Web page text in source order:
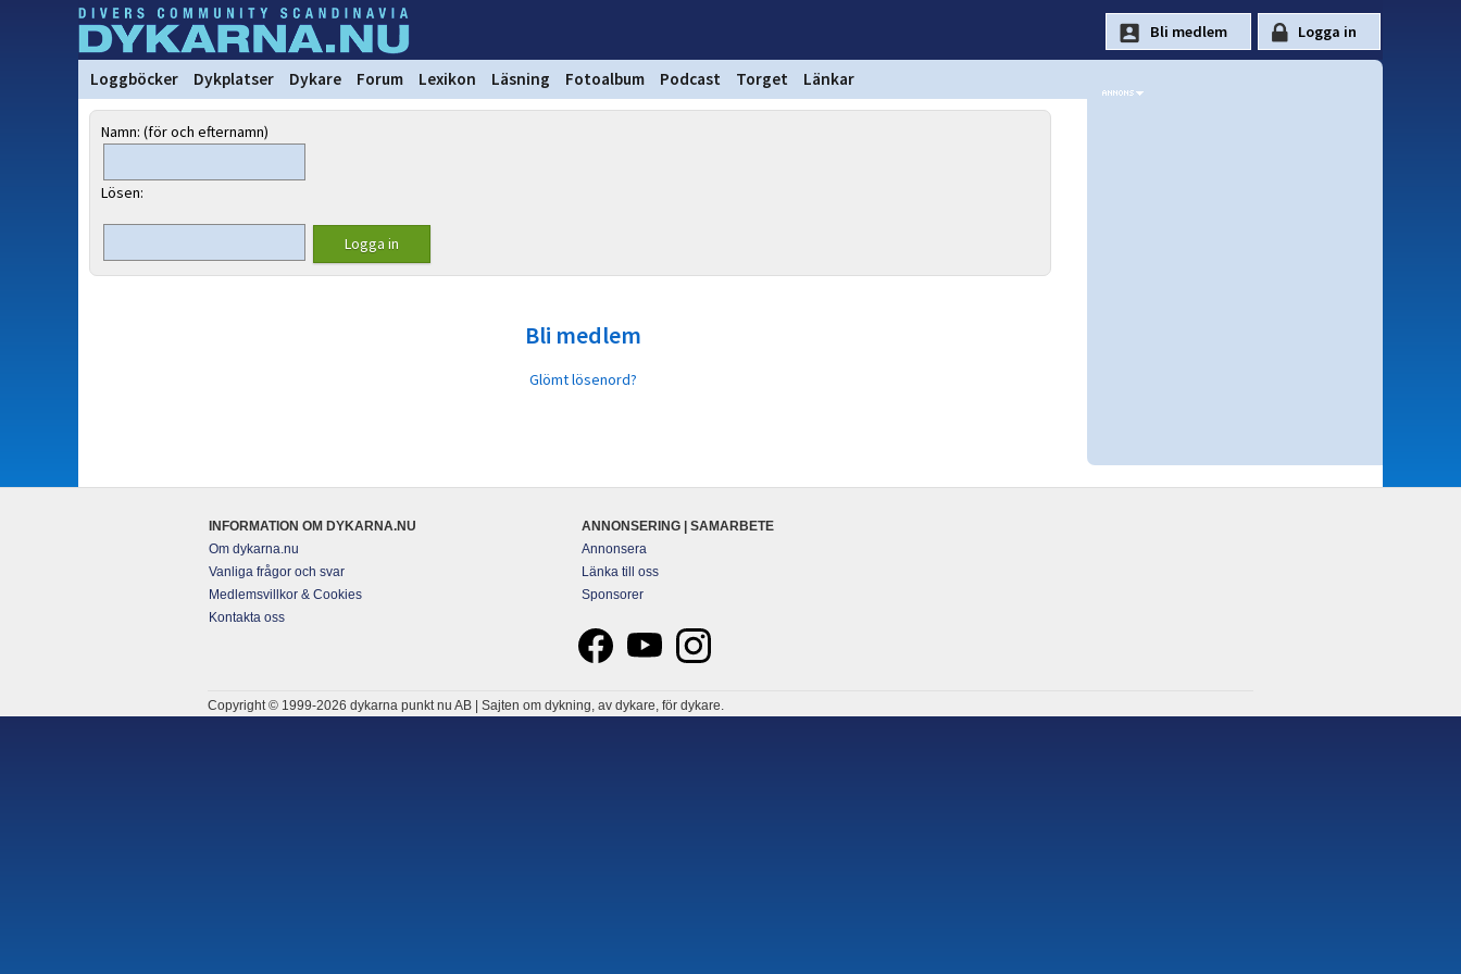
Loggböcker Dykplatser Dykare Forum Lexikon Läsning Fotoalbum Podcast Torget Länkar
Namn: (för och efternamn)
Lösen:
Bli medlem
Glömt lösenord?
INFORMATION OM DYKARNA.NU
Om dykarna.nu
Vanliga frågor och svar
Medlemsvillkor & Cookies
Kontakta oss
ANNONSERING | SAMARBETE
Annonsera
Länka till oss
Sponsorer
Copyright © 1999-2026 dykarna punkt nu AB | Sajten om dykning, av dykare, för dykare.